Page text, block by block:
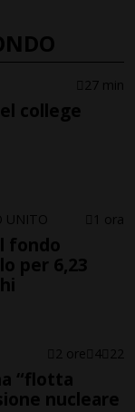
27 min
college
UNITO 1 ora
fondo
per 6,23
2 ore 4 22
“flotta
nucleare